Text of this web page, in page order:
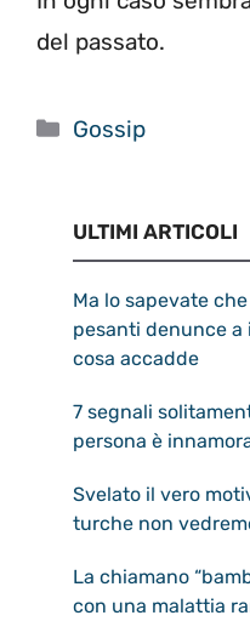
del passato.
Categorie
Gossip
ULTIMI ARTICOLI
Ma lo sapevate
pesanti denunce a
cosa accadde
7 segnali
persona è
Svelato il vero
turche non
La chiamano
con una malattia